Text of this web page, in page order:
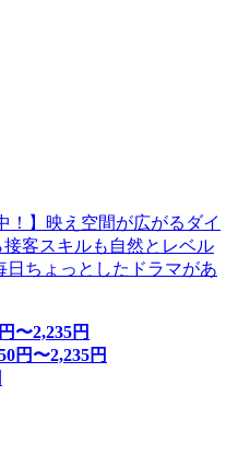
！】映え空間が広がるダイ
客スキルも自然とレベル
ちょっとしたドラマがあ
円〜2,235円
円〜2,235円